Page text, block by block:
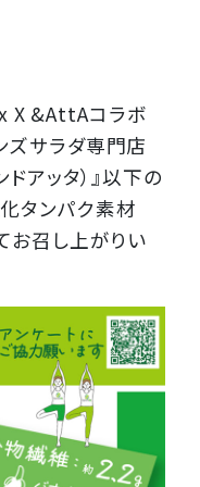
X &AttAコラボ
ズサラダ専門店
アッタ）』以下の
タンパク素材
お召し上がりい